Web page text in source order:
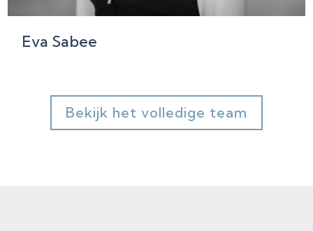
Eva Sabee
Bekijk het volledige team